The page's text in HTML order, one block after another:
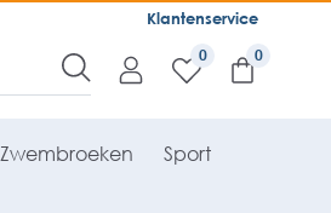
Klantenservice
0
Zwembroeken Sport